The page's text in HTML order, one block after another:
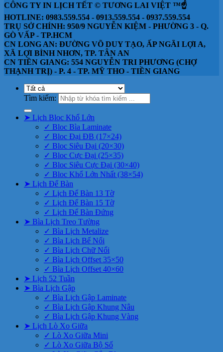
CÔNG TY IN LỊCH TẾT © TƯƠNG LAI VIỆT ™☝️
HOTLINE: 0983.559.554 - 0913.559.554 - 0937.559.554
TRỤ SỞ CHÍNH: 950/9 NGUYỄN KIỆM - PHƯỜNG 3 - Q.
GÒ VẤP - TP.HCM
CN LONG AN: ĐƯỜNG VÕ DUY TẠO, ẤP NGÃI LỢI A,
XÃ LỢI BÌNH NHƠN, TP. TÂN AN
CN TIỀN GIANG: 554 NGUYỄN TRI PHƯƠNG (CHỢ
THẠNH TRỊ) - P. 4 - TP. MỸ THO - TIỀN GIANG
Tìm kiếm:
➤ Lịch Bloc Khổ Lớn
✓ Bloc Bìa Laminate
✓ Bloc Đại ĐB (17×24)
✓ Bloc Siêu Đại (20×30)
✓ Bloc Cực Đại (25×35)
✓ Bloc Siêu Cực Đại (30×40)
✓ Bloc Khổ Lớn Nhất (38×54)
➤ Lịch Để Bàn
✓ Lịch Để Bàn 13 Tờ
✓ Lịch Để Bàn 15 Tờ
✓ Lịch Để Bàn Đứng
➤ Bìa Lịch Treo Tường
✓ Bìa Lịch Metalize
✓ Bìa Lịch Bế Nổi
✓ Bìa Lịch Chữ Nổi
✓ Bìa Lịch Offset 35×50
✓ Bìa Lịch Offset 40×60
➤ Lịch 52 Tuần
➤ Bìa Lịch Gập
✓ Bìa Lịch Gập Laminate
✓ Bìa Lịch Gập Khung Nâu
✓ Bìa Lịch Gập Khung Vàng
➤ Lịch Lò Xo Giữa
✓ Lò Xo Giữa Mini
✓ Lò Xo Giữa Bộ Số